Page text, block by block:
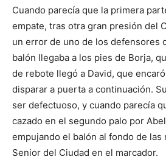
Cuando parecía que la primera
empate, tras otra gran presión del
un error de uno de los defensores
balón llegaba a los pies de Borja,
de rebote llegó a David, que
disparar a puerta a continuación.
ser defectuoso, y cuando parecía
cazado en el segundo palo por
empujando el balón al fondo de las
Senior del Ciudad en el marcador.